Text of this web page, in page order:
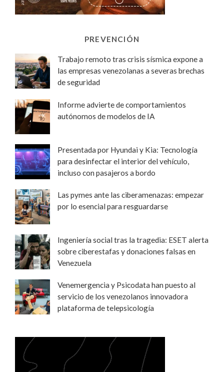
PREVENCIÓN
Trabajo remoto tras crisis sísmica expone a
las empresas venezolanas a severas brechas
de seguridad
Informe advierte de comportamientos
autónomos de modelos de IA
Presentada por Hyundai y Kia: Tecnología
para desinfectar el interior del vehículo,
incluso con pasajeros a bordo
Las pymes ante las ciberamenazas: empezar
por lo esencial para resguardarse
Ingeniería social tras la tragedia: ESET alerta
sobre ciberestafas y donaciones falsas en
Venezuela
Venemergencia y Psicodata han puesto al
servicio de los venezolanos innovadora
plataforma de telepsicología